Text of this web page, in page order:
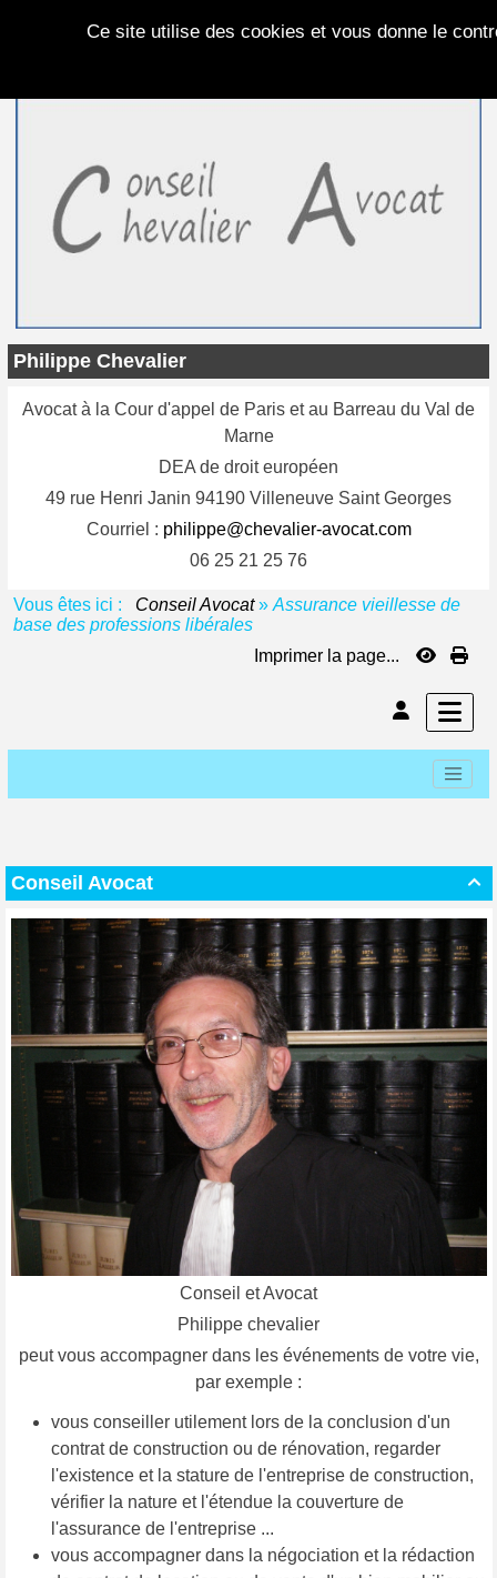
Philippe Chevalier
Avocat à la Cour d'appel de Paris et au Barreau du Val de
Marne
DEA de droit européen
49 rue Henri Janin 94190 Villeneuve Saint Georges
Courriel : philippe@chevalier-avocat.com
06 25 21 25 76
Vous êtes ici : Conseil Avocat» Assurance vieillesse de
base des professions libérales
Imprimer la page...

Conseil Avocat
Conseil et Avocat
Philippe chevalier
peut vous accompagner dans les événements de votre vie,
par exemple :
vous conseiller utilement lors de la conclusion d'un
contrat de construction ou de rénovation, regarder
l'existence et la stature de l'entreprise de construction,
vérifier la nature et l'étendue la couverture de
l'assurance de l'entreprise ...
vous accompagner dans la négociation et la rédaction
Ce site utilise des cookies et vous donne le